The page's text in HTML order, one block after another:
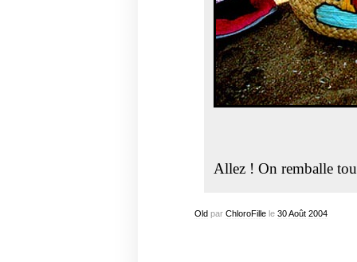
Allez ! On remballe
Oldpar ChloroFillele 30 Août 2004